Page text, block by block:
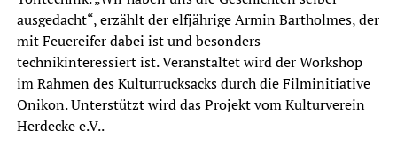
ausgedacht“, erzählt der elfjährige Armin Bartholmes, der
mit Feuereifer dabei ist und besonders
technikinteressiert ist. Veranstaltet wird der Workshop
im Rahmen des Kulturrucksacks durch die Filminitiative
Onikon. Unterstützt wird das Projekt vom Kulturverein
Herdecke e.V..